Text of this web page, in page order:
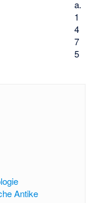
a.
1
4
7
5
Antike